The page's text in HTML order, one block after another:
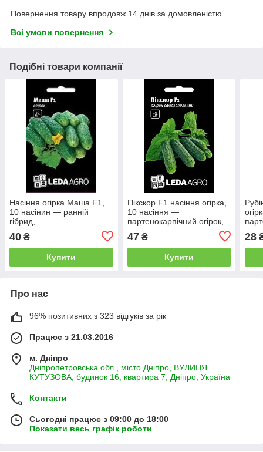
Повернення товару впродовж 14 днів за домовленістю
Всі умови повернення
Подібні товари компанії
Насіння огірка Маша F1,
10 насінин — ранній
гібрид,
партенокарпічний,LEDAAGRO
40 ₴
Купити
Пікскор F1 насіння огірка,
10 насіння —
партенокарпічний огірок,
LEDAAGRO
47₴
Купити
28
Про нас
96% позитивних з 323 відгуків за рік
Працює з 21.03.2016
м. Дніпро
Дніпропетровська обл., місто Дніпро, ВУЛИЦЯ
КУТУЗОВА, будинок 16, квартира 7, Дніпро, Україна
Контакти
Сьогодні працює з 09:00 до 18:00
Показати весь графік роботи